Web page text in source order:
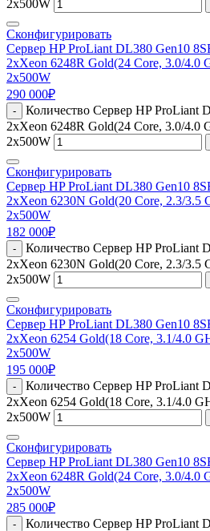
2x500W
Сконфигурировать
Сервер HP ProLiant DL380 Gen10
2xXeon 6248R Gold(24 Core, 3.0/4.0
2x500W
290 000₽
-
Количество Сервер HP ProLiant
2xXeon 6248R Gold(24 Core, 3.0/4.0
2x500W
Сконфигурировать
Сервер HP ProLiant DL380 Gen10
2xXeon 6230N Gold(20 Core, 2.3/3.5
2x500W
182 000₽
-
Количество Сервер HP ProLiant
2xXeon 6230N Gold(20 Core, 2.3/3.5
2x500W
Сконфигурировать
Сервер HP ProLiant DL380 Gen10
2xXeon 6254 Gold(18 Core, 3.1/4.0
2x500W
195 000₽
-
Количество Сервер HP ProLiant
2xXeon 6254 Gold(18 Core, 3.1/4.0
2x500W
Сконфигурировать
Сервер HP ProLiant DL380 Gen10
2xXeon 6248R Gold(24 Core, 3.0/4.0
2x500W
285 000₽
-
Количество Сервер HP ProLiant